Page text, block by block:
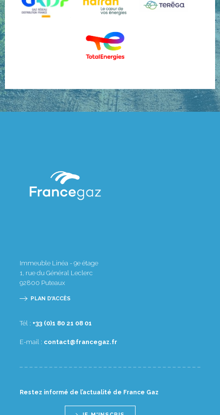
Immeuble Linéa - 9e étage
1, rue du Général Leclerc
92800 Puteaux
PLAN D'ACCÈS
Tél : 10 80 12 08 1(0) 33+
E-mail : rf.zagecnarf@tcatnoc
Restez informé de l’actualité de France Gaz